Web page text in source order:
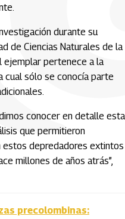
durante su
de Ciencias Naturales de la
ejemplar pertenece a la
cual sólo se conocía parte
conocer en detalle esta
que permitieron
estos depredadores extintos
millones de años atrás”,
precolombinas: